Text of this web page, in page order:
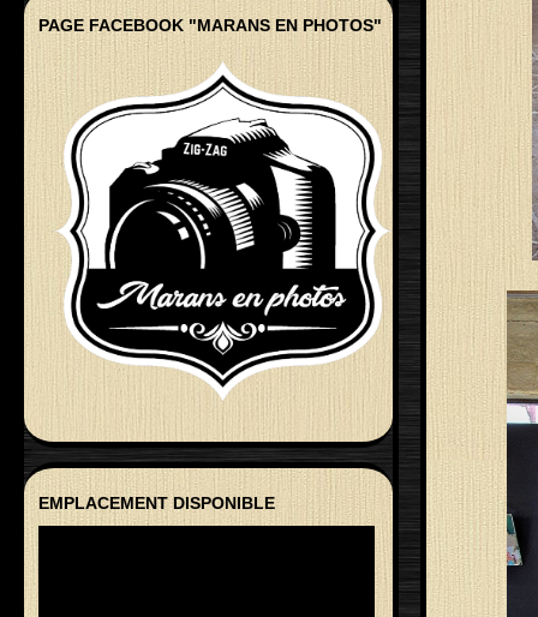
PAGE FACEBOOK "MARANS EN PHOTOS"
EMPLACEMENT DISPONIBLE